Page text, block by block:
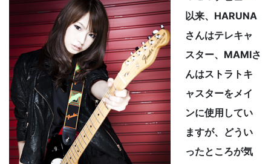
以来、HARUNA
さんはテレキャ
スター、MAMIさ
んはストラトキ
ャスターをメイ
ンに使用してい
ますが、どうい
ったところが気